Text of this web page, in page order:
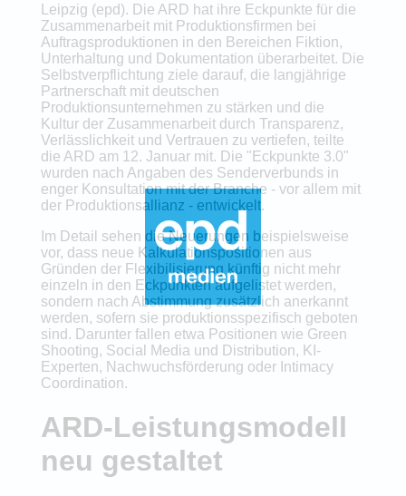
Leipzig (epd). Die ARD hat ihre Eckpunkte für die
Zusammenarbeit mit Produktionsfirmen bei
Auftragsproduktionen in den Bereichen Fiktion,
Unterhaltung und Dokumentation überarbeitet. Die
Selbstverpflichtung ziele darauf, die langjährige
Partnerschaft mit deutschen
Produktionsunternehmen zu stärken und die
Kultur der Zusammenarbeit durch Transparenz,
Verlässlichkeit und Vertrauen zu vertiefen, teilte
die ARD am 12. Januar mit. Die "Eckpunkte 3.0"
wurden nach Angaben des Senderverbunds in
enger Konsultation mit der Branche - vor allem mit
der Produktionsallianz - entwickelt.
Im Detail sehen die Neuerungen beispielsweise
vor, dass neue Kalkulationspositionen aus
Gründen der Flexibilisierung künftig nicht mehr
einzeln in den Eckpunkten aufgelistet werden,
sondern nach Abstimmung zusätzlich anerkannt
werden, sofern sie produktionsspezifisch geboten
sind. Darunter fallen etwa Positionen wie Green
Shooting, Social Media und Distribution, KI-
Experten, Nachwuchsförderung oder Intimacy
Coordination.
ARD-Leistungsmodell
neu gestaltet